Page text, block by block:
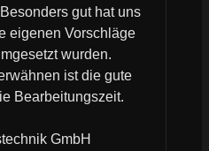
gut hat uns
eigenen Vorschläge
wurden.
ist die gute
Bearbeitungszeit.
GmbH